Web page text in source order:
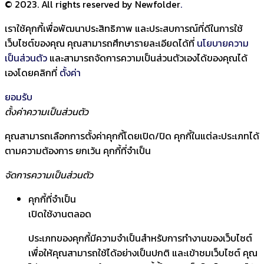
© 2023. All rights reserved by Newfolder.
เราใช้คุกกี้เพื่อพัฒนาประสิทธิภาพ และประสบการณ์ที่ดีในการใช้
เว็บไซต์ของคุณ คุณสามารถศึกษารายละเอียดได้ที่ นโยบายความ
เป็นส่วนตัว และสามารถจัดการความเป็นส่วนตัวเองได้ของคุณได้
เองโดยคลิกที่ ตั้งค่า
ยอมรับ
ตั้งค่าความเป็นส่วนตัว
คุณสามารถเลือกการตั้งค่าคุกกี้โดยเปิด/ปิด คุกกี้ในแต่ละประเภทได้
ตามความต้องการ ยกเว้น คุกกี้ที่จำเป็น
จัดการความเป็นส่วนตัว
คุกกี้ที่จำเป็น
เปิดใช้งานตลอด
ประเภทของคุกกี้มีความจำเป็นสำหรับการทำงานของเว็บไซต์
เพื่อให้คุณสามารถใช้ได้อย่างเป็นปกติ และเข้าชมเว็บไซต์ คุณ